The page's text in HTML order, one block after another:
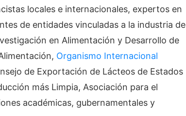
locales e internacionales, expertos en
de entidades vinculadas a la industria de
en Alimentación y Desarrollo de
Organismo Internacional
de Exportación de Lácteos de Estados
más Limpia, Asociación para el
académicas, gubernamentales y